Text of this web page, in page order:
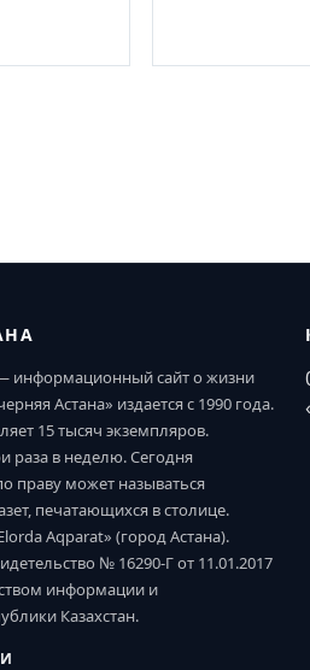
информационный сайт о жизни
Астана» издается с 1990 года.
15 тысяч экземпляров.
раза в неделю. Сегодня
праву может называться
печатающихся в столице.
Aqparat» (город Астана).
№ 16290-Г от 11.01.2017
информации и
Казахстан.